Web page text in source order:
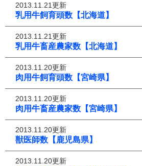
2013.11.21更新
乳用牛飼育頭数【北海道】
2013.11.21更新
乳用牛畜産農家数【北海道】
2013.11.20更新
肉用牛飼育頭数【宮崎県】
2013.11.20更新
肉用牛畜産農家数【宮崎県】
2013.11.20更新
獣医師数【鹿児島県】
2013.11.20更新